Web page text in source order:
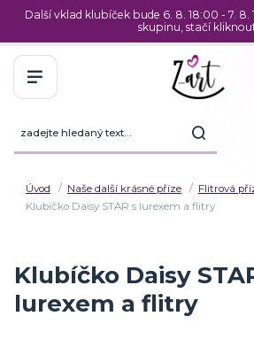
Další vklad klubíček bude 6. 8. 18:00 - 7. 8.
skupinu, stačí
Úvod Naše další krásné příze
Flitrová
Klubíčko Daisy STAR s lurexem a flitry
Klubíčko Daisy
lurexem a flitry